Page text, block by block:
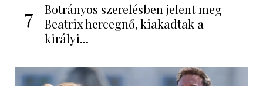
7
Botrányos szerelésben jelent meg
Beatrix hercegnő, kiakadtak a
királyi...